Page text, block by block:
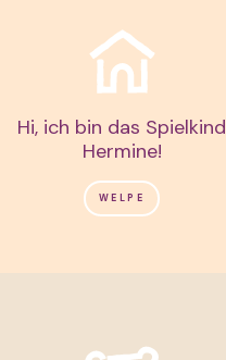
Hi, ich bin das Spielkind
Hermine!
WELPE